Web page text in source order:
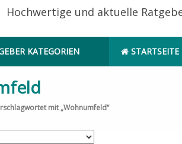
Hochwertige und aktuelle
KATEGORIEN STARTSEITE
mit „Wohnumfeld“